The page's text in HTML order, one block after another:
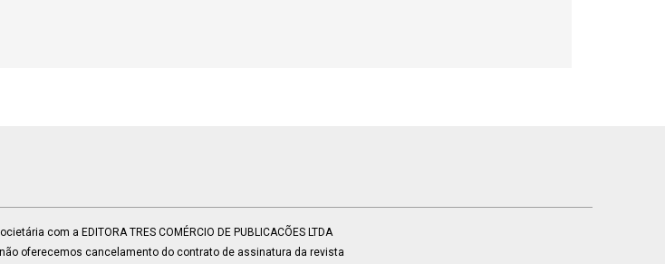
com a EDITORA TRES COMÉRCIO DE PUBLICACÕES LTDA
oferecemos cancelamento do contrato de assinatura da revista